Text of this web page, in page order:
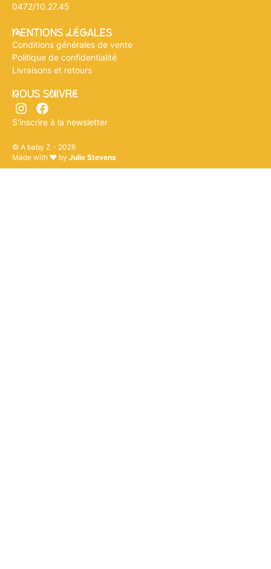
0472/10.27.45
mENTIONS légALES
Conditions générales de vente
Politique de confidentialité
Livraisons et retours
nOUS SuIVRe
S'inscrire à la newsletter
© A baby Z - 2026
Made with ♥ by Julie Stevens